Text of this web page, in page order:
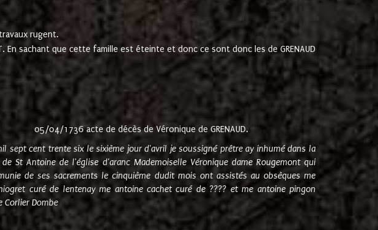
rugent.
En sachant que cette famille est éteinte et donc ce sont donc les de GRENAUD
05/04/1736 acte de décès de Véronique de GRENAUD.
sept cent trente six le sixième jour d'avril je soussigné prêtre ay inhumé dans la
de St Antoine de l'église d'aranc Mademoiselle Véronique dame Rougemont qui
de ses sacrements le cinquième dudit mois ont assistés au obsèques me
curé de lentenay me antoine cachet curé de ???? et me antoine pingon
Corlier Dombe